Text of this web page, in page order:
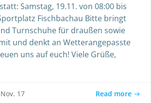
Samstag, 19.11. von 08:00 bis
Fischbachau Bitte bringt
Turnschuhe für draußen sowie
und denkt an Wetterangepasste
uns auf euch! Viele Grüße,
Nov. 17 Read more